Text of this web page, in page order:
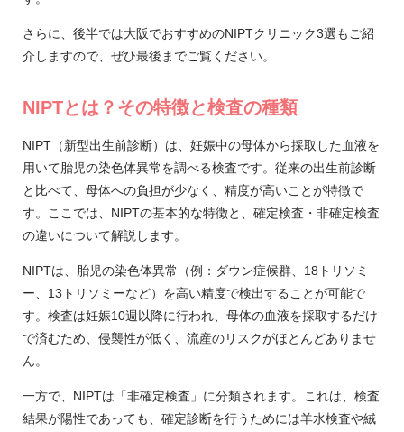
さらに、後半では大阪でおすすめのNIPTクリニック3選もご紹
介しますので、ぜひ最後までご覧ください。
NIPTとは？その特徴と検査の種類
NIPT（新型出生前診断）は、妊娠中の母体から採取した血液を
用いて胎児の染色体異常を調べる検査です。従来の出生前診断
と比べて、母体への負担が少なく、精度が高いことが特徴で
す。ここでは、NIPTの基本的な特徴と、確定検査・非確定検査
の違いについて解説します。
NIPTは、胎児の染色体異常（例：ダウン症候群、18トリソミ
ー、13トリソミーなど）を高い精度で検出することが可能で
す。検査は妊娠10週以降に行われ、母体の血液を採取するだけ
で済むため、侵襲性が低く、流産のリスクがほとんどありませ
ん。
一方で、NIPTは「非確定検査」に分類されます。これは、検査
結果が陽性であっても、確定診断を行うためには羊水検査や絨